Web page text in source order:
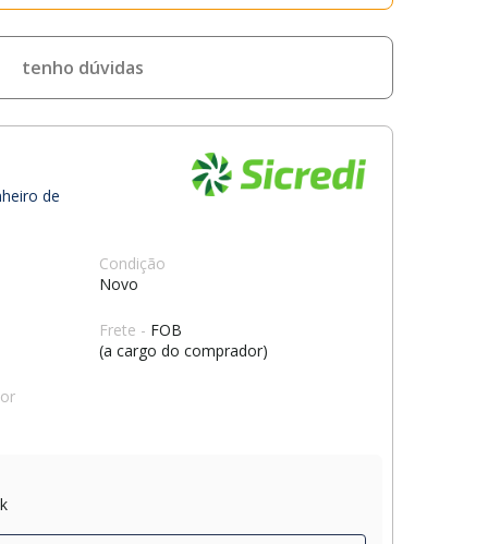
tenho dúvidas
de
Condição
Novo
Frete - FOB
(a cargo do comprador)